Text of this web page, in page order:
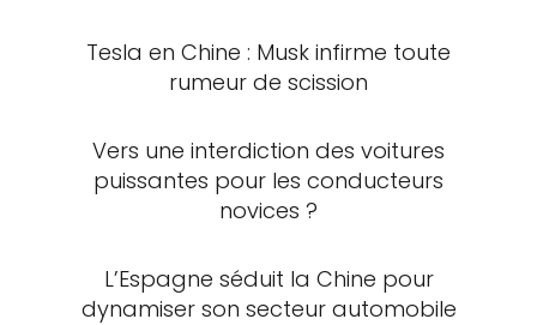
Tesla en Chine : Musk infirme toute
rumeur de scission
Vers une interdiction des voitures
puissantes pour les conducteurs
novices ?
L’Espagne séduit la Chine pour
dynamiser son secteur automobile